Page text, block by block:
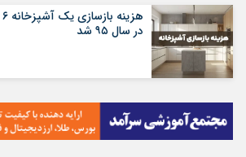
در سال ۹۵ شد